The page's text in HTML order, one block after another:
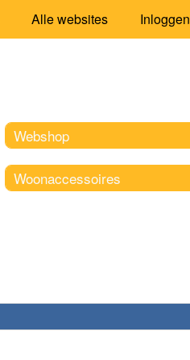
Alle websites Inloggen
Webshop
Woonaccessoires